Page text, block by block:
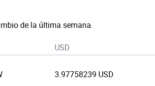
de la última semana.
USD
3.97758239 USD